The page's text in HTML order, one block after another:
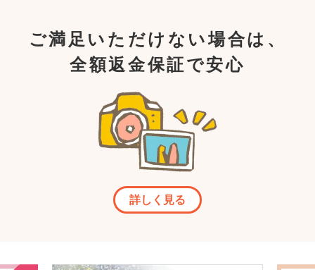
ご満足いただけない場合は、
全額返金保証で安心
詳しく見る